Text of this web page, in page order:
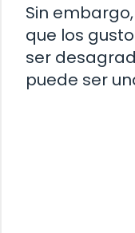
Sin
que los
ser
puede ser